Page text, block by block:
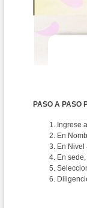
PASO A PASO
Ingrese
En
En Nivel
En